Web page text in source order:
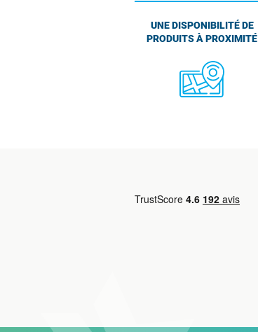
UNE DISPONIBILITÉ DE
PRODUITS À PROXIMITÉ